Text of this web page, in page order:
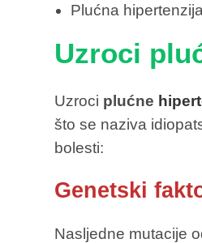
Plućna
Uzroci
Uzroci plućne
što se naziva
bolesti:
Genetski
Nasljedne mutacije